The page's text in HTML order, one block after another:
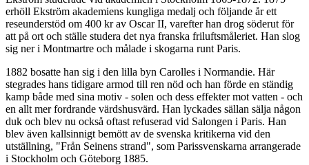
erhöll Ekström akademiens kungliga medalj och följande år ett
reseunderstöd om 400 kr av Oscar II, varefter han drog söderut för
att på ort och ställe studera det nya franska friluftsmåleriet. Han slog
sig ner i Montmartre och målade i skogarna runt Paris.
1882 bosatte han sig i den lilla byn Carolles i Normandie. Här
stegrades hans tidigare armod till ren nöd och han förde en ständig
kamp både med sina motiv - solen och dess effekter mot vatten - och
en allt mer fordrande värdshusvärd. Han lyckades sällan sälja någon
duk och blev nu också oftast refuserad vid Salongen i Paris. Han
blev även kallsinnigt bemött av de svenska kritikerna vid den
utställning, "Från Seinens strand", som Parissvenskarna arrangerade
i Stockholm och Göteborg 1885.